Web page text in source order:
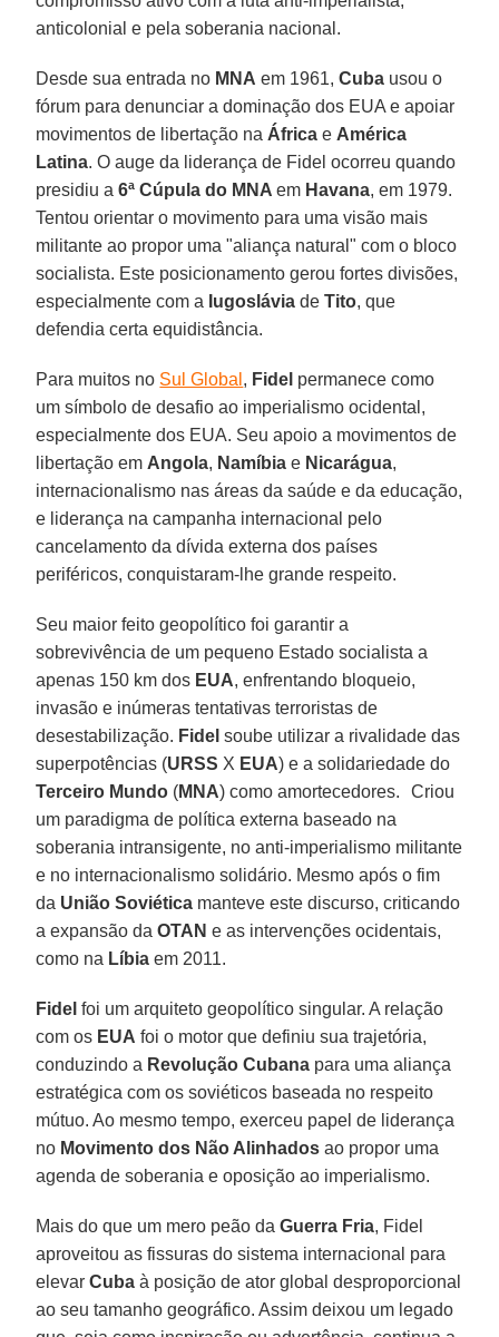
anticolonial e pela soberania nacional.
Desde sua entrada no MNA em 1961,Cuba usou o
fórum para denunciar a dominação dos EUA e apoiar
movimentos de libertação na África e América
Latina. O auge da liderança de Fidel ocorreu quando
presidiu a6ª Cúpula do MNAem Havana, em 1979.
Tentou orientar o movimento para uma visão mais
militante ao propor uma "aliança natural" com o bloco
socialista. Este posicionamento gerou fortes divisões,
especialmente com a Iugoslávia deTito, que
defendia certa equidistância.
Para muitos no Sul Global , Fidel permanece como
um símbolo de desafio ao imperialismo ocidental,
especialmente dos EUA. Seu apoio a movimentos de
libertação em Angola, Namíbia e Nicarágua,
internacionalismo nas áreas da saúde e da educação,
e liderança na campanha internacional pelo
cancelamento da dívida externa dos países
periféricos, conquistaram-lhe grande respeito.
Seu maior feito geopolítico foi garantir a
sobrevivência de um pequeno Estado socialista a
apenas 150 km dos EUA, enfrentando bloqueio,
invasão e inúmeras tentativas terroristas de
desestabilização. Fidel soube utilizar a rivalidade das
superpotências (URSS X EUA) e a solidariedade do
Terceiro Mundo (MNA) como amortecedores. Criou
um paradigma de política externa baseado na
soberania intransigente, no anti-imperialismo militante
e no internacionalismo solidário. Mesmo após o fim
da União Soviética manteve este discurso, criticando
a expansão daOTAN e as intervenções ocidentais,
como na Líbia em 2011.
Fidel foi um arquiteto geopolítico singular. A relação
com os EUA foi o motor que definiu sua trajetória,
conduzindo a Revolução Cubana para uma aliança
estratégica com os soviéticos baseada no respeito
mútuo. Ao mesmo tempo, exerceu papel de liderança
no Movimento dos Não Alinhados ao propor uma
agenda de soberania e oposição ao imperialismo.
Mais do que um mero peão daGuerra Fria, Fidel
aproveitou as fissuras do sistema internacional para
elevarCuba à posição de ator global desproporcional
ao seu tamanho geográfico. Assim deixou um legado